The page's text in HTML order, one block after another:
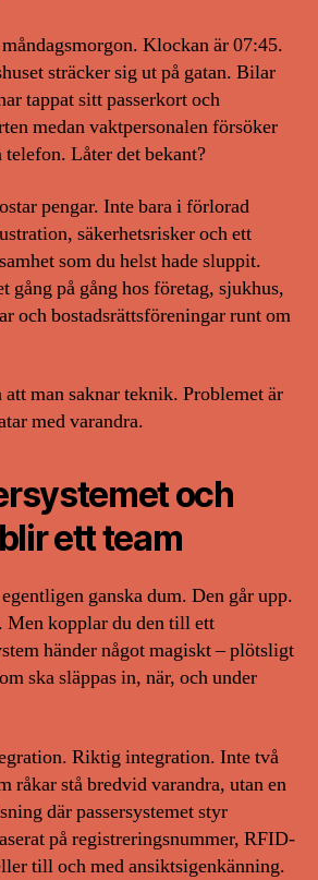
Klockan är 07:45.
sträcker sig ut på gatan. Bilar
tappat sitt passerkort och
medan vaktpersonalen försöker
Låter det bekant?
pengar. Inte bara i förlorad
säkerhetsrisker och ett
som du helst hade sluppit.
gång på gång hos företag, sjukhus,
och bostadsrättsföreningar runt om
man saknar teknik. Problemet är
med varandra.
och
ett team
ganska dum. Den går upp.
Men kopplar du den till ett
händer något magiskt – plötsligt
ska släppas in, när, och under
Riktig integration. Inte två
råkar stå bredvid varandra, utan en
där passersystemet styr
på registreringsnummer, RFID-
till och med ansiktsigenkänning.